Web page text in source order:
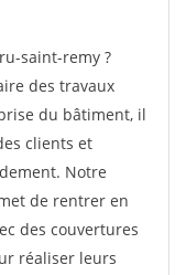
saint-remy ?
des travaux
du bâtiment, il
clients et
Notre
de rentrer en
des couvertures
réaliser leurs